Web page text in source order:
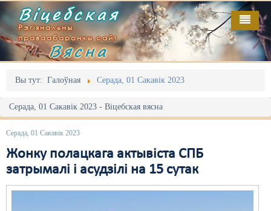
Віцебская
Рэгіянальны
праваабарончы сайт
Вясна
Вы тут: Галоўная Серада, 01 Сакавік 2023
Серада, 01 Сакавік 2023 - Віцебская вясна
Серада, 01 Сакавік 2023
Жонку полацкага актывіста СПБ
затрымалі і асудзілі на 15 сутак
Галоўная
Адміністрацыйны перасьлед
Акцыі
Выбары
Грамадзянскія ініцыятывы
Выданьні
Відэа
Пра нас
RSS